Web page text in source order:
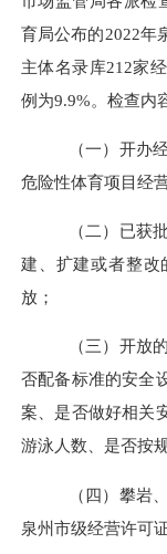
育局公布的2022年
主体名录库212家
例为9.9%。检查内
（一）开办
危险性体育项目经
（二）已获
建、扩建或者整改
放；
（三）开放
否配备标准的安全
案、是否做好相关
游泳人数、是否按
（四）攀岩
泉州市级经营许可证